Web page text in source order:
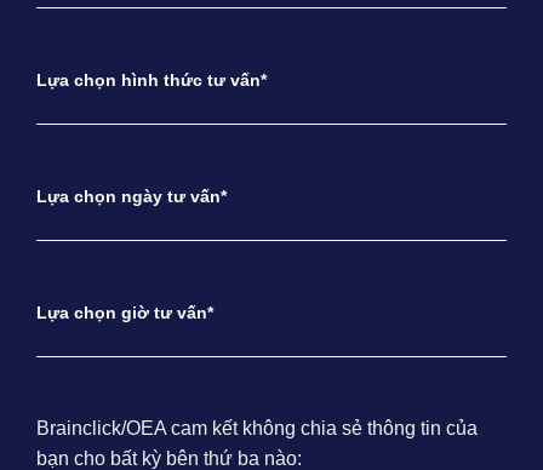
Lựa chọn hình thức tư vấn*
Lựa chọn ngày tư vấn*
Lựa chọn giờ tư vấn*
Brainclick/OEA cam kết không chia sẻ thông tin của
bạn cho bất kỳ bên thứ ba nào: